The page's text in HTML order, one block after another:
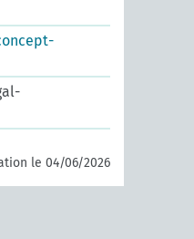
le 04/06/2026